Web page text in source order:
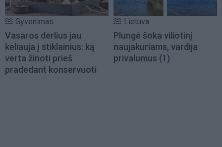
Gyvenimas
Vasaros derlius jau
keliauja į stiklainius: ką
verta žinoti prieš
pradedant konservuoti
Lietuva
Plungė šoka viliotinį
naujakuriams, vardija
privalumus (1)